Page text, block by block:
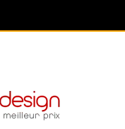
this text. Lorem ipsum
elit. Ut elit tellus